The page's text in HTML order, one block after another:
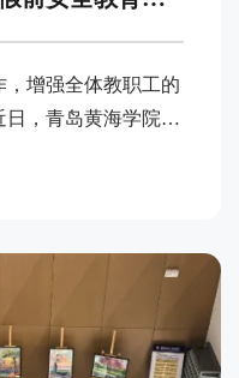
增强全体教职工的
，青岛黄海学院惠
安全教育专题学习